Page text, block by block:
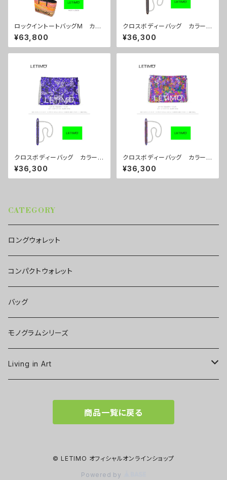
ロックイントートバッグM カラ
ー/シティーサンライズ ■配送
まで約１か月
¥63,800
クロスボディーバッグ カラー/
ミストラルブラウン ■配送まで
約１か月
¥36,300
クロスボディーバッグ カラー/
プロポーズパープル ■配送ま
で約１か月
¥36,300
クロスボディーバッグ カラー/
リーフスパープル ■配送まで
約１か月
¥36,300
CATEGORY
ロングウォレット
コンパクトウォレット
バッグ
モノグラムシリーズ
Living in Art
商品一覧に戻る
© LETIMO オフィシャルオンラインショップ
Powered by